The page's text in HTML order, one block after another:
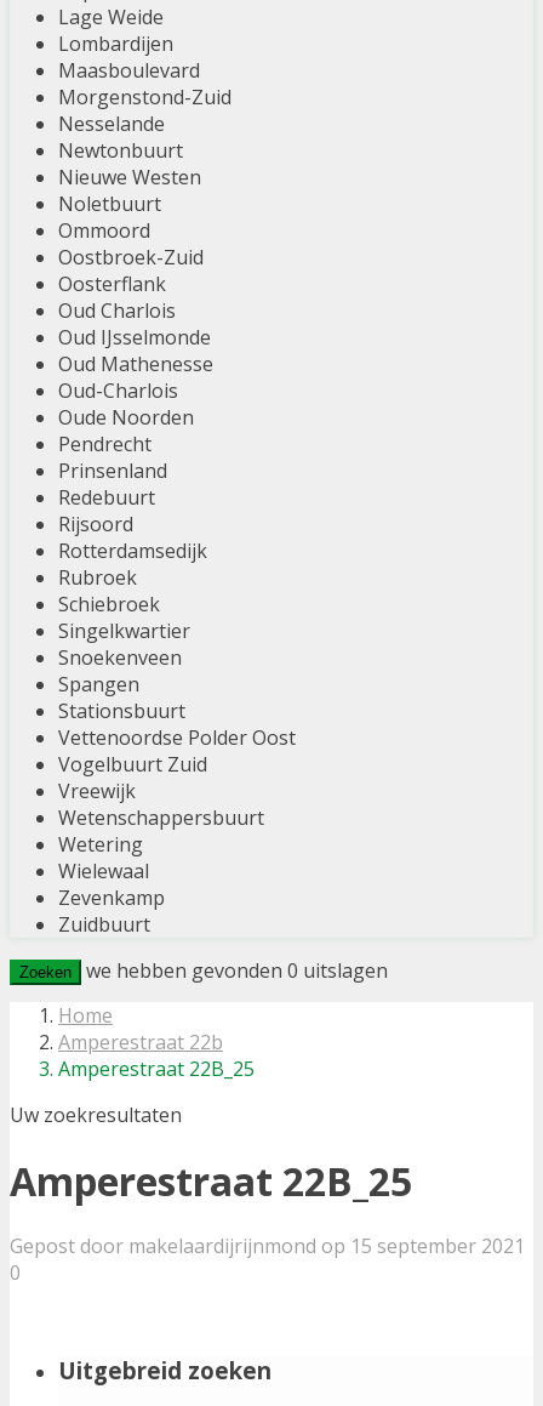
Lage Weide
Lombardijen
Maasboulevard
Morgenstond-Zuid
Nesselande
Newtonbuurt
Nieuwe Westen
Noletbuurt
Ommoord
Oostbroek-Zuid
Oosterflank
Oud Charlois
Oud IJsselmonde
Oud Mathenesse
Oud-Charlois
Oude Noorden
Pendrecht
Prinsenland
Redebuurt
Rijsoord
Rotterdamsedijk
Rubroek
Schiebroek
Singelkwartier
Snoekenveen
Spangen
Stationsbuurt
Vettenoordse Polder Oost
Vogelbuurt Zuid
Vreewijk
Wetenschappersbuurt
Wetering
Wielewaal
Zevenkamp
Zuidbuurt
Zoeken we hebben gevonden 0 uitslagen
Home
Amperestraat 22b
Amperestraat 22B_25
Uw zoekresultaten
Amperestraat 22B_25
Gepost door makelaardijrijnmond op 15 september 2021
0
Uitgebreid zoeken